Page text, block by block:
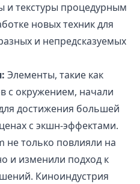
и текстуры процедурным
новых техник для
и непредсказуемых
Элементы, такие как
с окружением, начали
достижения большей
с экшн-эффектами.
не только повлияли на
и изменили подход к
Киноиндустрия